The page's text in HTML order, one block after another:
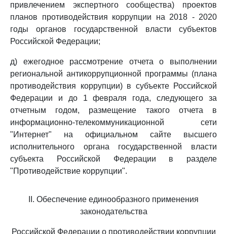
привлечением экспертного сообщества) проектов
планов противодействия коррупции на 2018 - 2020
годы органов государственной власти субъектов
Российской Федерации;
д) ежегодное рассмотрение отчета о выполнении
региональной антикоррупционной программы (плана
противодействия коррупции) в субъекте Российской
Федерации и до 1 февраля года, следующего за
отчетным годом, размещение такого отчета в
информационно-телекоммуникационной сети
"Интернет" на официальном сайте высшего
исполнительного органа государственной власти
субъекта Российской Федерации в разделе
"Противодействие коррупции".
II. Обеспечение единообразного применения
законодательства
Российской Федерации о противодействии коррупции